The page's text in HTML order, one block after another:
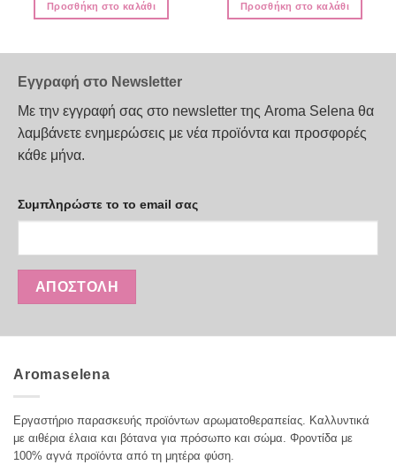
Προσθήκη στο καλάθι Προσθήκη στο καλάθι
Εγγραφή στο Newsletter
Με την εγγραφή σας στο newsletter της Aroma Selena θα
λαμβάνετε ενημερώσεις με νέα προϊόντα και προσφορές
κάθε μήνα.
Συμπληρώστε το το email σας
Aromaselena
Εργαστήριο παρασκευής προϊόντων αρωματοθεραπείας. Καλλυντικά
με αιθέρια έλαια και βότανα για πρόσωπο και σώμα. Φροντίδα με
100% αγνά προϊόντα από τη μητέρα φύση.